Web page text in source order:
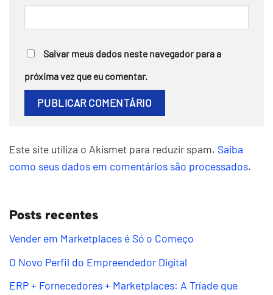
Salvar meus dados neste navegador para a
próxima vez que eu comentar.
Este site utiliza o Akismet para reduzir spam. Saiba
como seus dados em comentários são processados.
Posts recentes
Vender em Marketplaces é Só o Começo
O Novo Perfil do Empreendedor Digital
ERP + Fornecedores + Marketplaces: A Tríade que